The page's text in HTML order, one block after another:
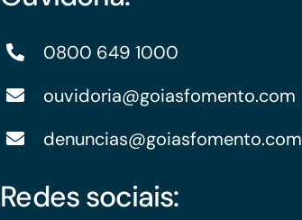
0800 649 1000
ouvidoria@goiasfomento.com
denuncias@goiasfomento.com
Redes sociais: